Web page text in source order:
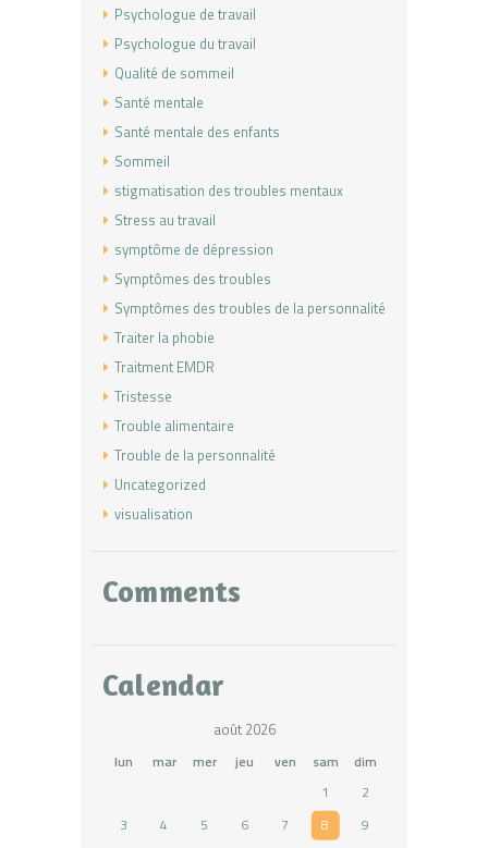
Psychologue de travail
Psychologue du travail
Qualité de sommeil
Santé mentale
Santé mentale des enfants
Sommeil
stigmatisation des troubles mentaux
Stress au travail
symptôme de dépression
Symptômes des troubles
Symptômes des troubles de la personnalité
Traiter la phobie
Traitment EMDR
Tristesse
Trouble alimentaire
Trouble de la personnalité
Uncategorized
visualisation
Comments
Calendar
août 2026
lun mar mer jeu ven sam
dim
1
2
3
4 5 6 7 8
9